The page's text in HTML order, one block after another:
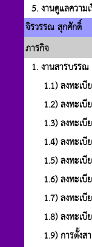
5. งานดูแลความ
จิรวรรณ สุกศักดิ์
ภารกิจ
1. งานสารบรรณ
1.1) ลงทะเบี
1.2) ลงทะเบี
1.3) ลงทะเบี
1.4) ลงทะเบีย
1.5) ลงทะเบี
1.6) ลงทะเบีย
1.7) ลงทะเบี
1.8) ลงทะเบี
1.9) การตั้งสา